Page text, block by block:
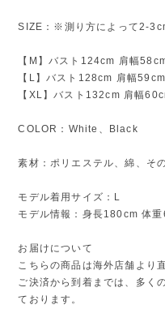
SIZE：※測り方によって2-
【M】バスト124cm 肩幅
【L】バスト128cm 肩幅
【XL】バスト132cm 肩幅
COLOR：White、Black
素材：ポリエステル、綿、そ
モデル着用サイズ：L
モデル情報：身長180cm 体
お届けについて
こちらの商品は海外店舗より
ご決済から到着までは、多く
ております。